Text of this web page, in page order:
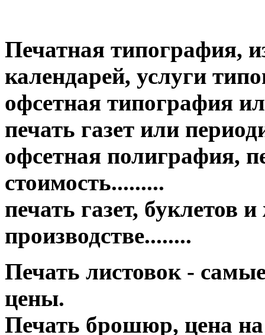
Печатная типография,
календарей, услуги
офсетная типография
печать газет или
офсетная полиграфия,
стоимость.........
печать газет, буклетов
производстве........
Печать листовок -
цены.
Печать брошюр, цена